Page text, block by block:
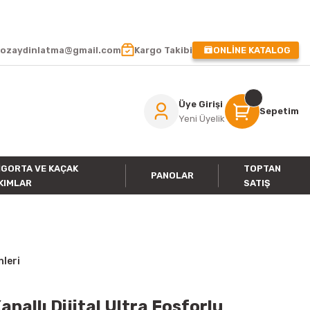
Kargo Takibi ONLİNE KATALOG
Üye Girişi
Yeni Üyelik
Sepetim
VE KAÇAK
PANOLAR
TOPTAN
SATIŞ